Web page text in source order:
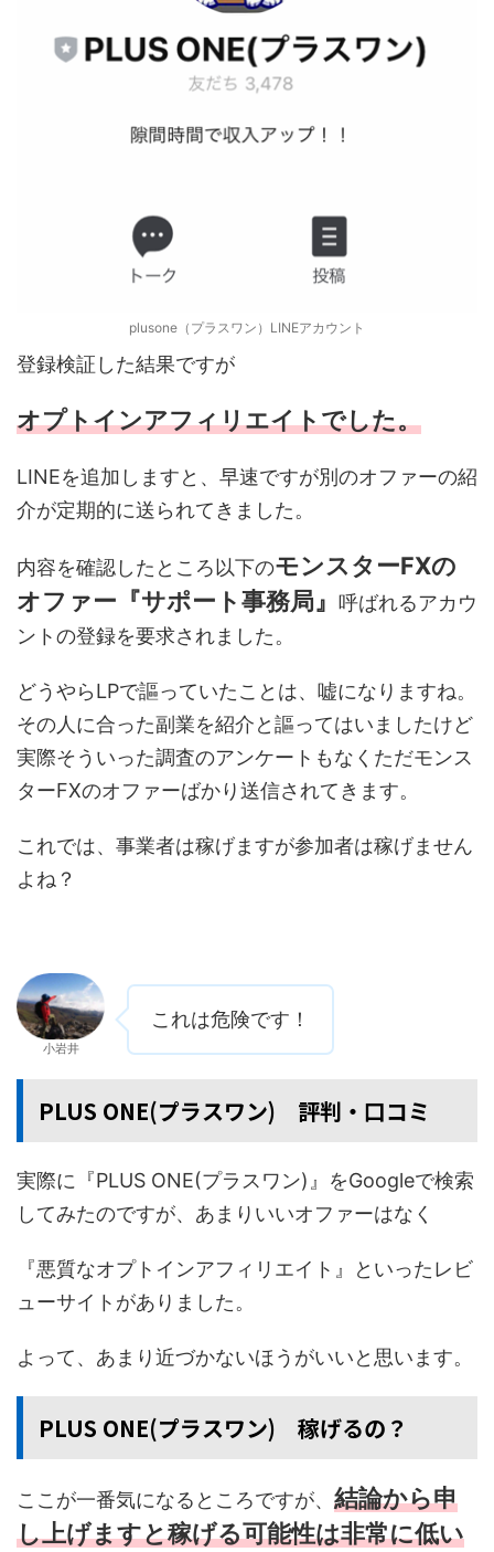
plusone（プラスワン）LINEアカウント
登録検証した結果ですが
オプトインアフィリエイトでした。
LINEを追加しますと、早速ですが別のオファーの紹
介が定期的に送られてきました。
内容を確認したところ以下のモンスターFXの
オファー『サポート事務局』 呼ばれるアカウ
ントの登録を要求されました。
どうやらLPで謳っていたことは、嘘になりますね。
その人に合った副業を紹介と謳ってはいましたけど
実際そういった調査のアンケートもなくただモンス
ターFXのオファーばかり送信されてきます。
これでは、事業者は稼げますが参加者は稼げません
よね？
小岩井
これは危険です！
PLUS ONE(プラスワン) 評判・口コミ
実際に『PLUS ONE(プラスワン)』をGoogleで検索
してみたのですが、あまりいいオファーはなく
『悪質なオプトインアフィリエイト』といったレビ
ューサイトがありました。
よって、あまり近づかないほうがいいと思います。
PLUS ONE(プラスワン) 稼げるの？
ここが一番気になるところですが、 結論から申
し上げますと稼げる可能性は非常に低い